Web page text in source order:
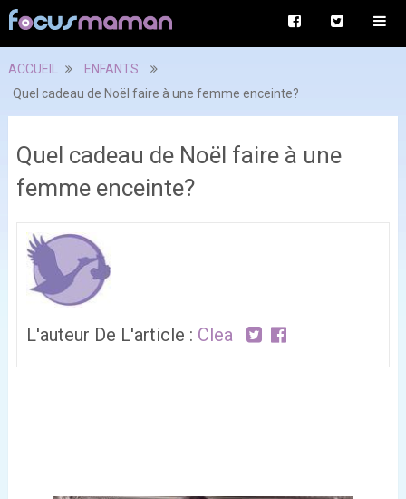
ACCUEIL
ENFANTS
Quel cadeau de Noël faire à une femme enceinte?
Quel cadeau de Noël faire à une
femme enceinte?
L'auteur De L'article : Clea